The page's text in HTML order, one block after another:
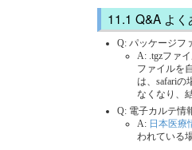
Q&A よく
Q: パッケージフ
A: .tgzファ
ファイルを
は、safariの
なくなり、
Q: 電子カルテ情
A: 日本医療
われている